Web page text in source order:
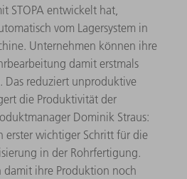
STOPA entwickelt hat,
vom Lagersystem in
Unternehmen können ihre
damit erstmals
Das reduziert unproduktive
die Produktivität der
Dominik Straus:
erster wichtiger Schritt für die
in der Rohrfertigung.
ihre Produktion noch